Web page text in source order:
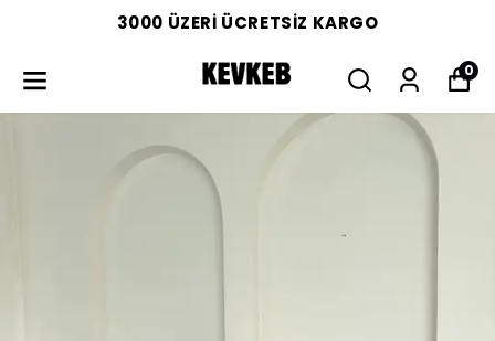
3000 ÜZERİ ÜCRETSİZ KARGO
0